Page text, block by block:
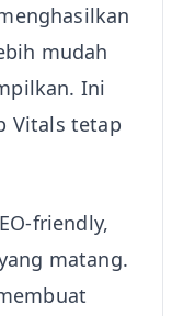
mudah
Ini
Vitals tetap
friendly,
matang.